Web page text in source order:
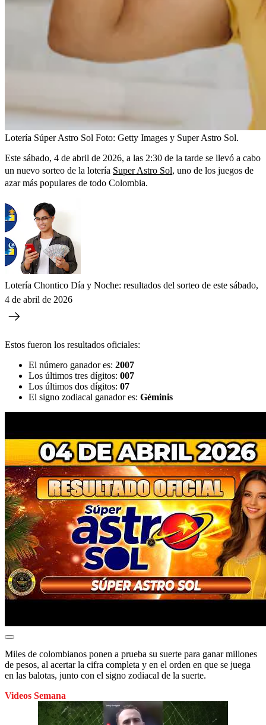
Lotería Súper Astro Sol Foto: Getty Images y Super Astro Sol.
Este sábado, 4 de abril de 2026, a las 2:30 de la tarde se llevó a cabo
un nuevo sorteo de la lotería Super Astro Sol, uno de los juegos de
azar más populares de todo Colombia.
Lotería Chontico Día y Noche: resultados del sorteo de este sábado,
4 de abril de 2026
Estos fueron los resultados oficiales:
El número ganador es: 2007
Los últimos tres dígitos: 007
Los últimos dos dígitos: 07
El signo zodiacal ganador es: Géminis
Miles de colombianos ponen a prueba su suerte para ganar millones
de pesos, al acertar la cifra completa y en el orden en que se juega
en las balotas, junto con el signo zodiacal de la suerte.
Videos Semana